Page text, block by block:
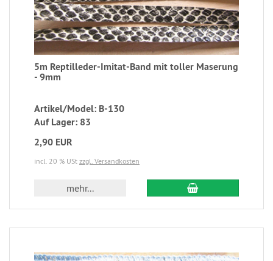
5m Reptilleder-Imitat-Band mit toller Maserung
- 9mm
Artikel/Model: B-130
Auf Lager: 83
2,90 EUR
incl. 20 % USt zzgl. Versandkosten
mehr...